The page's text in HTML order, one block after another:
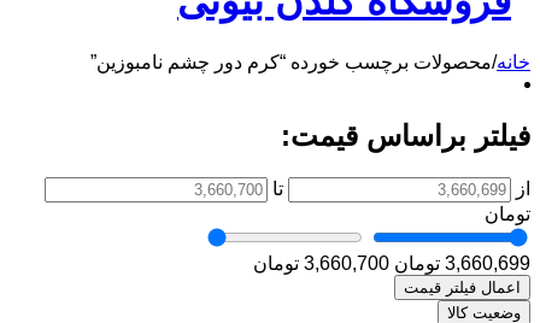
خانه/محصولات برچسب خورده “کرم دور چشم نامبوزین”
فیلتر براساس قیمت:
از
تا
تومان
3,660,699 تومان 3,660,700 تومان
اعمال فیلتر قیمت
وضعیت کالا